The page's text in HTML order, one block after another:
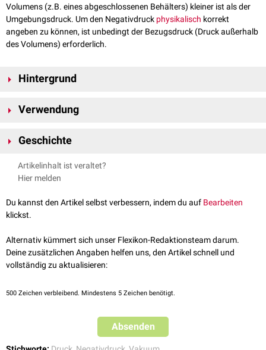
Volumens (z.B. eines abgeschlossenen Behälters) kleiner ist als der
Umgebungsdruck. Um den Negativdruck physikalisch korrekt
angeben zu können, ist unbedingt der Bezugsdruck (Druck außerhalb
des Volumens) erforderlich.
Hintergrund
Verwendung des Begriffes negativer
Verwendung
Druckkabinezum Einsatz.
Geschichte
Eine historische Anwendung des Unterdrucks war die
Ferdinand Sauerbruch
Artikelinhalt ist veraltet?
Hier melden
Du kannst den Artikel selbst verbessern, indem du auf Bearbeiten
klickst.
Alternativ kümmert sich unser Flexikon-Redaktionsteam darum.
Deine zusätzlichen Angaben helfen uns, den Artikel schnell und
vollständig zu aktualisieren:
500 Zeichen verbleibend. Mindestens 5 Zeichen benötigt.
Absenden